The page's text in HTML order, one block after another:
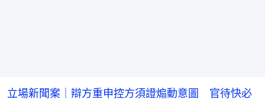
立場新聞案｜辯方重申控方須證煽動意圖 官待快必